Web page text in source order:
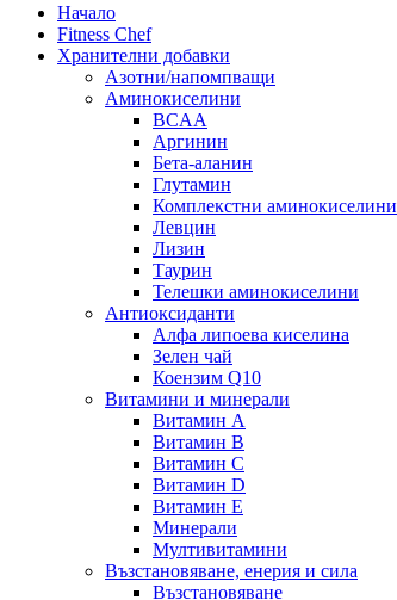
Начало
Fitness Chef
Хранителни добавки
Азотни/напомпващи
Аминокиселини
BCAA
Аргинин
Бета-аланин
Глутамин
Комплекстни аминокиселини
Левцин
Лизин
Таурин
Телешки аминокиселини
Антиоксиданти
Алфа липоева киселина
Зелен чай
Коензим Q10
Витамини и минерали
Витамин А
Витамин B
Витамин C
Витамин D
Витамин E
Минерали
Мултивитамини
Възстановяване, енерия и сила
Възстановяване